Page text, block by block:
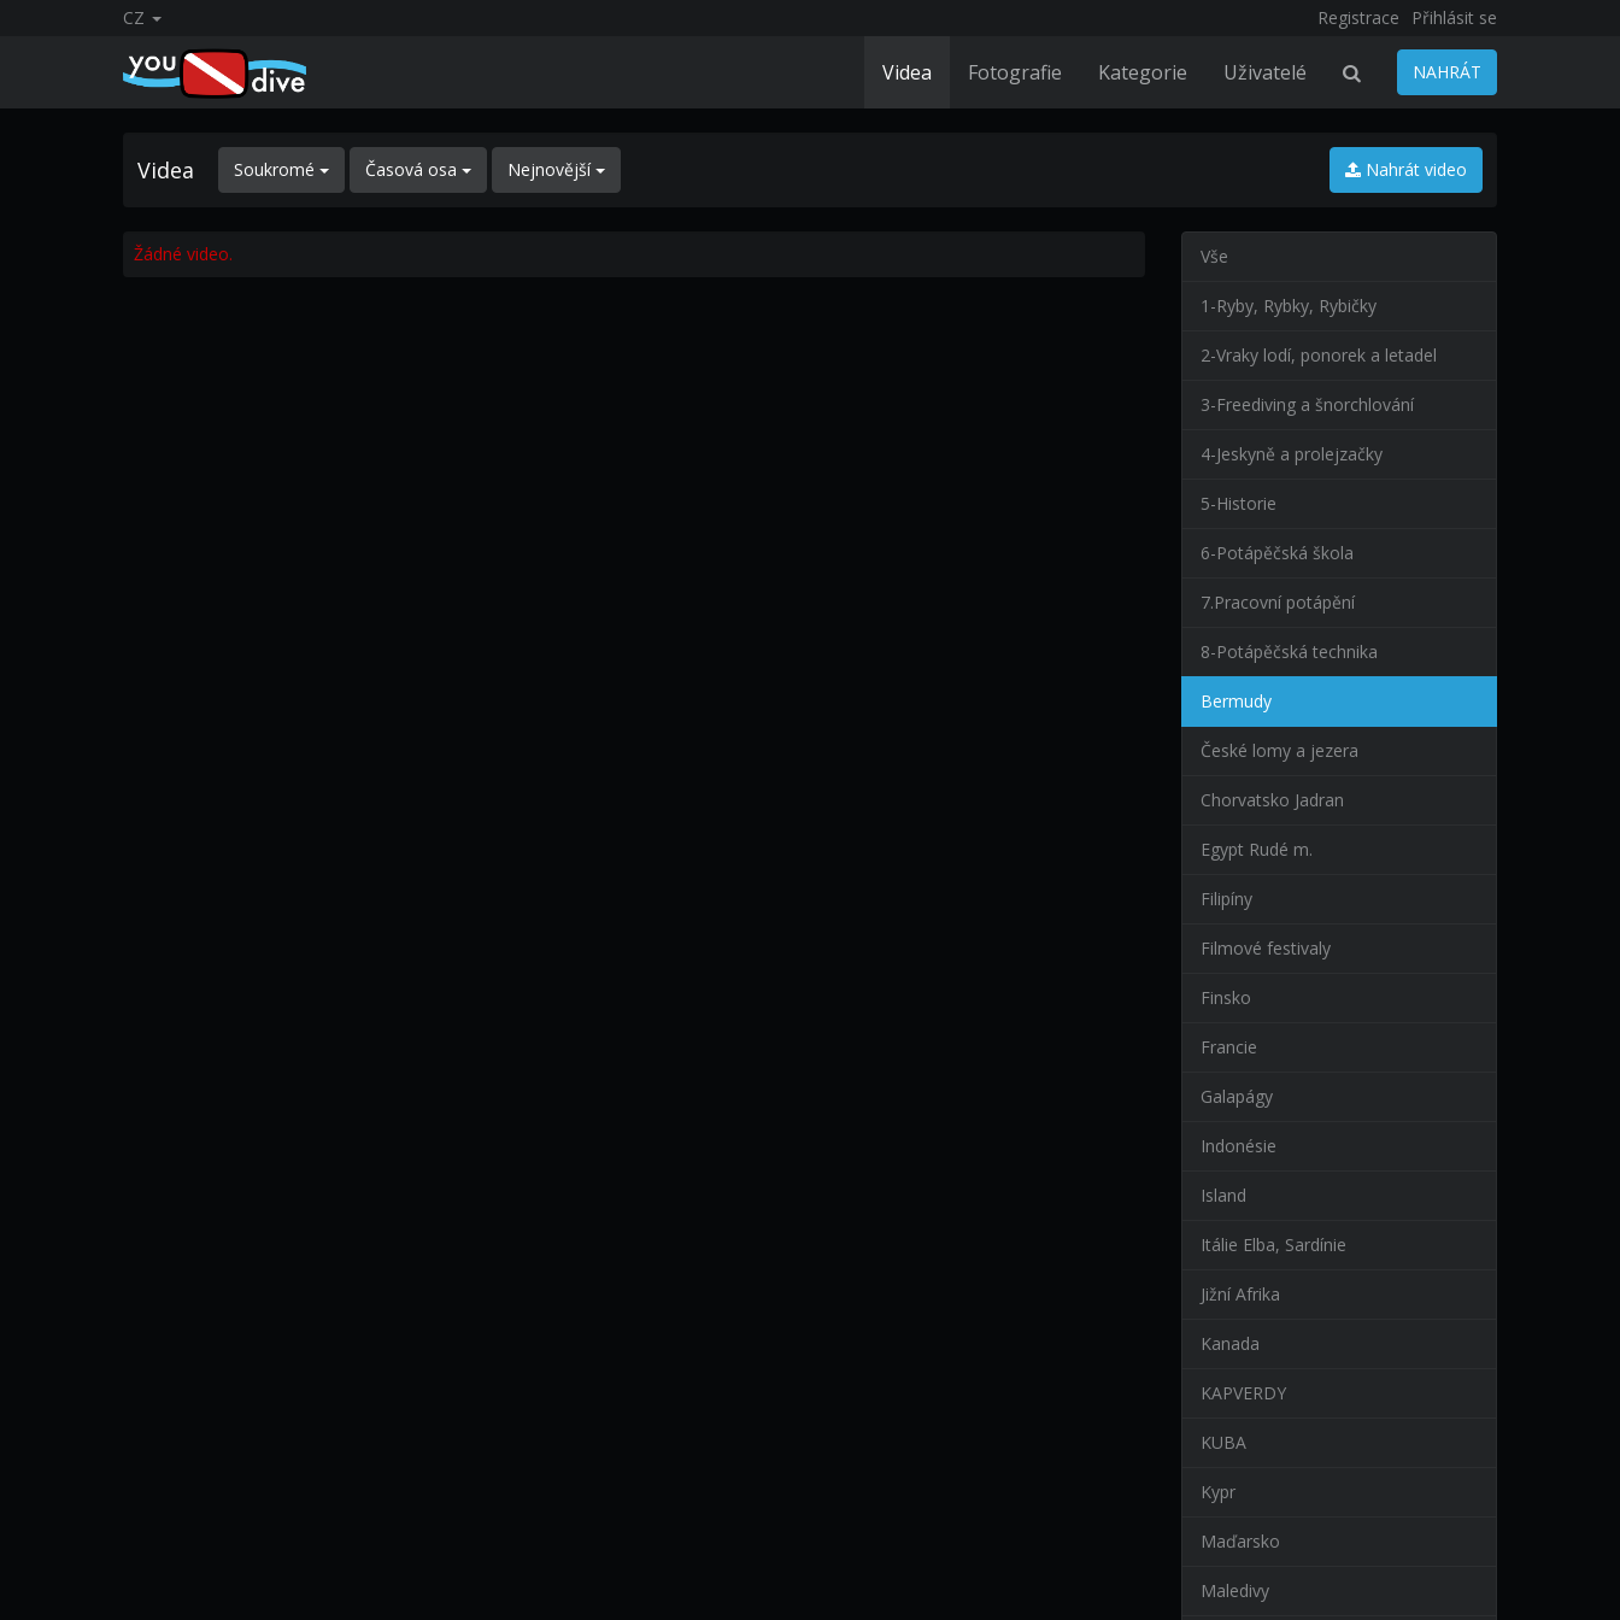
CZ Registrace Přihlásit se
Videa Fotografie Kategorie Uživatelé NAHRÁT
Videa Soukromé Časová osa Nejnovější Nahrát video
Žádné video. Vše
1-Ryby, Rybky, Rybičky
2-Vraky lodí, ponorek a letadel
3-Freediving a šnorchlování
4-Jeskyně a prolejzačky
5-Historie
6-Potápěčská škola
7.Pracovní potápění
8-Potápěčská technika
Bermudy
České lomy a jezera
Chorvatsko Jadran
Egypt Rudé m.
Filipíny
Filmové festivaly
Finsko
Francie
Galapágy
Indonésie
Island
Itálie Elba, Sardínie
Jižní Afrika
Kanada
KAPVERDY
KUBA
Kypr
Maďarsko
Maledivy